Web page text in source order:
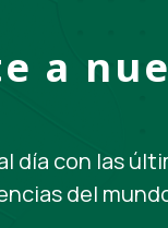
a
día con las
del